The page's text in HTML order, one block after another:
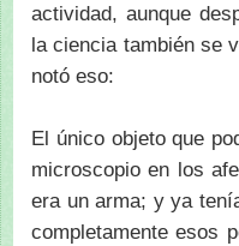
actividad, aunque
la ciencia también se
notó eso:
El único objeto que
microscopio en los
era un arma; y ya
completamente esos